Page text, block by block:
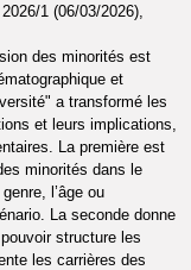
1 (06/03/2026),
des minorités est
et
a transformé les
et leurs implications,
La première est
minorités dans le
l’âge ou
La seconde donne
structure les
les carrières des